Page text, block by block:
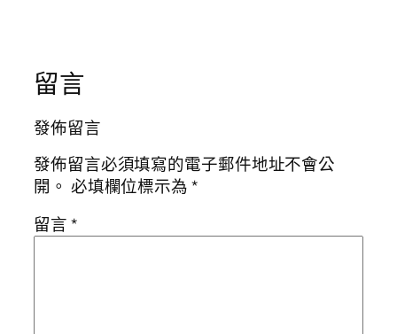
留言
發佈留言
發佈留言必須填寫的電子郵件地址不會公
開。 必填欄位標示為*
留言*